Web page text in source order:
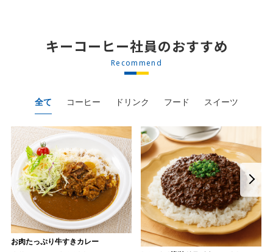
キーコーヒー社員のおすすめ
Recommend
全て コーヒー ドリンク フード スイーツ
お肉たっぷり牛すきカレー